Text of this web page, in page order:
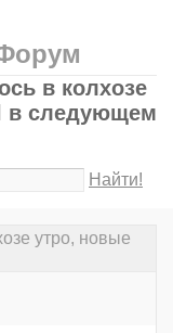
в колхозе
в следующем
Найти!
утро, новые